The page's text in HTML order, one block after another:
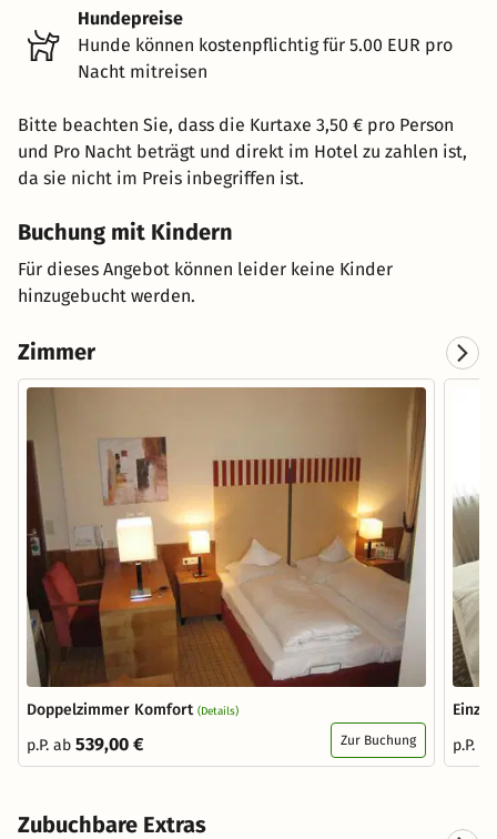
Hundepreise
Hunde können kostenpflichtig für 5.00 EUR pro
Nacht mitreisen
Bitte beachten Sie, dass die Kurtaxe 3,50 € pro Person
und Pro Nacht beträgt und direkt im Hotel zu zahlen ist,
da sie nicht im Preis inbegriffen ist.
Buchung mit Kindern
Für dieses Angebot können leider keine Kinder
hinzugebucht werden.
Zimmer
Doppelzimmer Komfort (Details)
p.P. ab 539,00 € Zur Buchung
p.P.
Zubuchbare Extras